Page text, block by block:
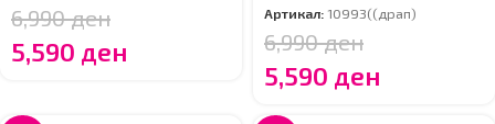
6,990ден
5,590 ден
Артикал: 10993((драп)
6,990ден
5,590 ден